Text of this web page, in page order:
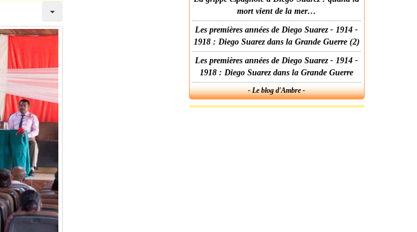
mort vient de la mer…
Les premières années de Diego Suarez - 1914 -
1918 : Diego Suarez dans la Grande Guerre (2)
Les premières années de Diego Suarez - 1914 -
1918 : Diego Suarez dans la Grande Guerre
- Le blog d'Ambre -